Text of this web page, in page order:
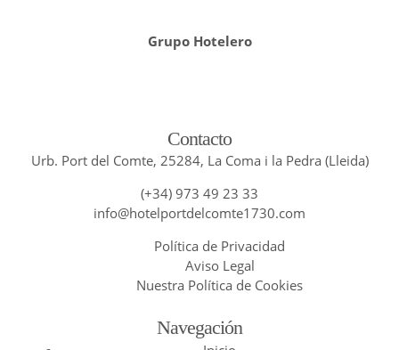
Grupo Hotelero
Contacto
Urb. Port del Comte, 25284, La Coma i la Pedra (Lleida)
(+34) 973 49 23 33
info@hotelportdelcomte1730.com
Política de Privacidad
Aviso Legal
Nuestra Política de Cookies
Navegación